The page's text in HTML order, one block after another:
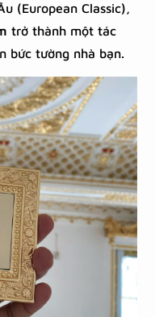
(European Classic),
trở thành một tác
bức tường nhà bạn.